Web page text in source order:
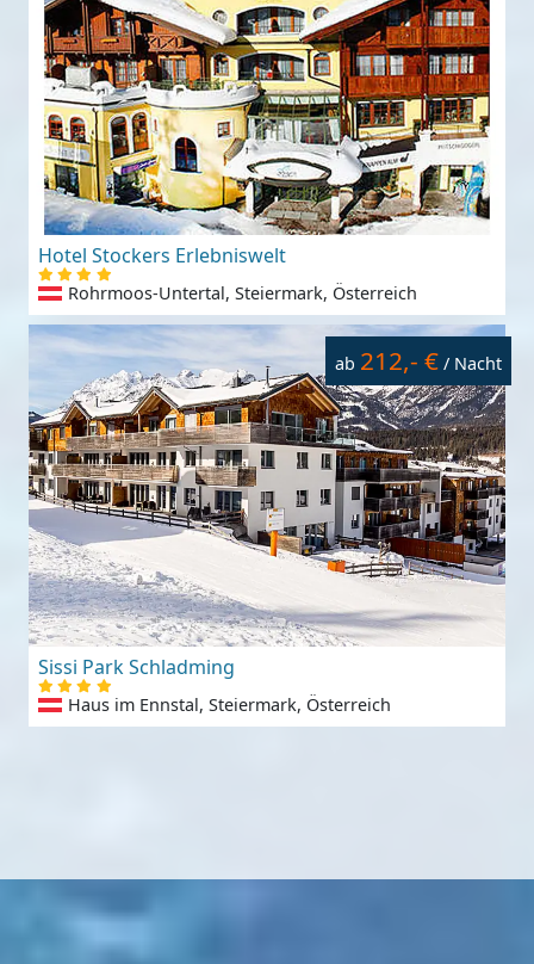
Hotel Stockers Erlebniswelt
Rohrmoos-Untertal, Steiermark, Österreich
ab 212,- € / Nacht
Sissi Park Schladming
Haus im Ennstal, Steiermark, Österreich